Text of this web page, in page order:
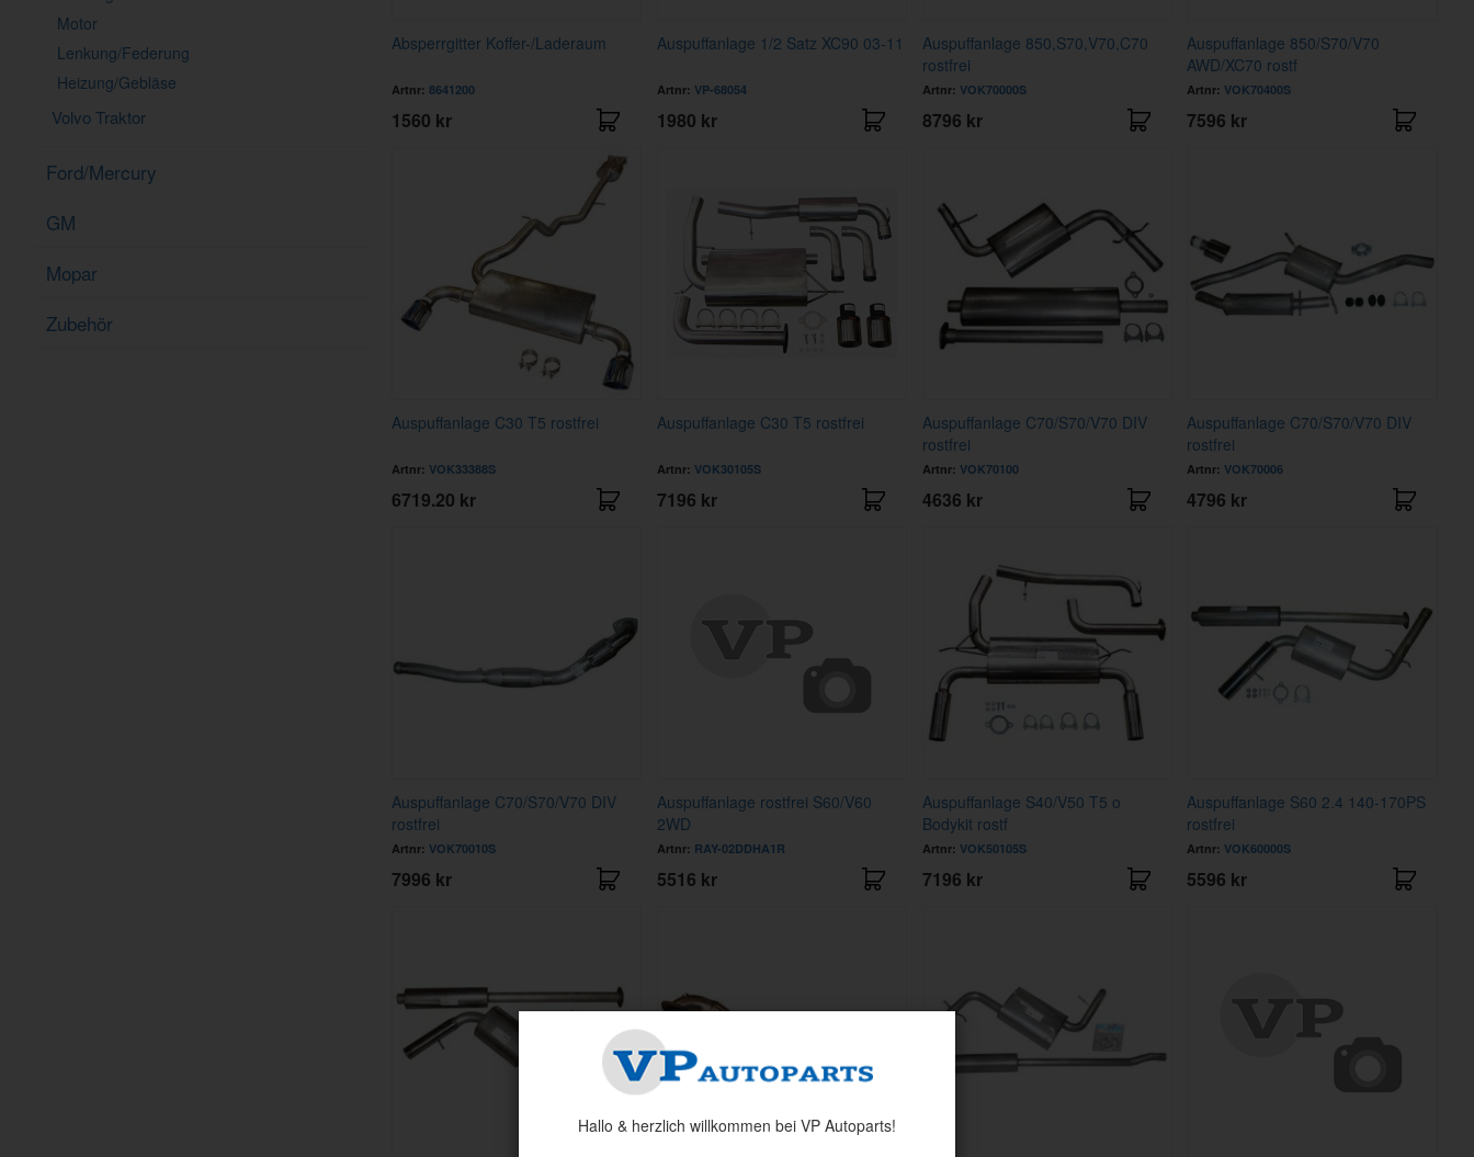
Motor
Lenkung/Federung
Heizung/Gebläse
Volvo Traktor
Ford/Mercury
GM
Mopar
Zubehör
Absperrgitter Koffer-/Laderaum
Artnr: 8641200
1560 kr
Auspuffanlage 1/2 Satz XC90 03-11
Artnr: VP-68054
1980 kr
Auspuffanlage 850,S70,V70,C70
rostfrei
Artnr: VOK70000S
8796 kr
Auspuffanlage 850/S70/V70
AWD/XC70 rostf
Artnr:VOK70400S
7596 kr
Auspuffanlage C30 T5 rostfrei
Artnr: VOK33388S
6719.20 kr
Auspuffanlage C30 T5 rostfrei
Artnr: VOK30105S
7196 kr
Auspuffanlage C70/S70/V70 DIV
rostfrei
Artnr: VOK70100
4636 kr
Auspuffanlage C70/S70/V70 DIV
rostfrei
Artnr:VOK70006
4796 kr
Auspuffanlage C70/S70/V70 DIV
rostfrei
Artnr: VOK70010S
7996 kr
Auspuffanlage rostfrei S60/V60
2WD
Artnr: RAY-02DDHA1R
5516 kr
Auspuffanlage S40/V50 T5 o
Bodykit rostf
Artnr: VOK50105S
7196 kr
Auspuffanlage S60 2.4 140-170PS
rostfrei
Artnr:VOK60000S
5596 kr
Hallo & herzlich willkommen bei VP Autoparts!